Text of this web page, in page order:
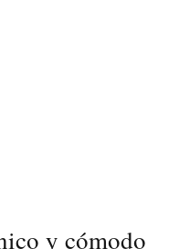
y cómodo